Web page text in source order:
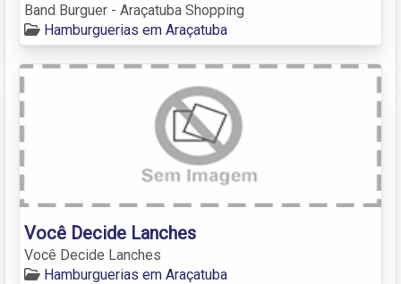
Band Burguer - Araçatuba Shopping
Hamburguerias em Araçatuba
Você Decide Lanches
Você Decide Lanches
Hamburguerias em Araçatuba